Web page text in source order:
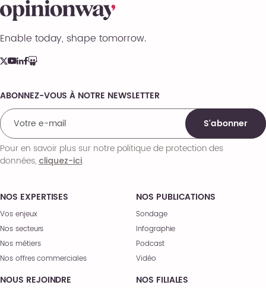
Enable today, shape tomorrow.
NOS EXPERTISES
Vos enjeux
Nos secteurs
Nos métiers
Nos offres commerciales
NOS PUBLICATIONS
Sondage
Infographie
Podcast
Vidéo
NOUS REJOINDRE NOS FILIALES
Comments
ABONNEZ-VOUS À NOTRE NEWSLETTER
S'abonner
Pour en savoir plus sur notre politique de protection des
données,cliquez-ici.